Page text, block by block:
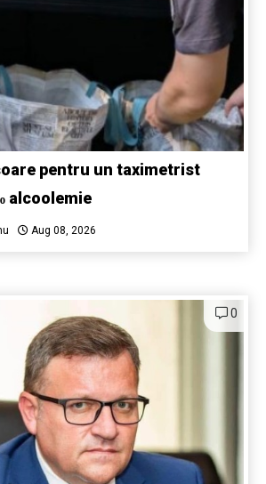
pentru un taximetrist
alcoolemie
Aug 08, 2026
0